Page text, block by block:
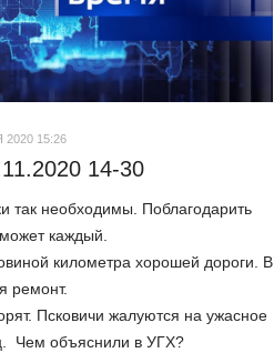
15:26
14-30
так необходимы. Поблагодарить
каждый.
километра хорошей дороги. В
ремонт.
Псковичи жалуются на ужасное
Чем объяснили в УГХ?